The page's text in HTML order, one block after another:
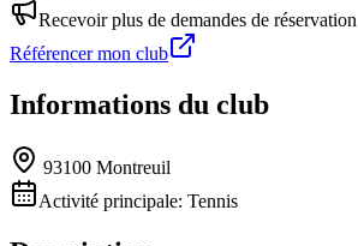
Recevoir plus de demandes de réservation
Référencer mon club
Informations du club
93100 Montreuil
Activité principale: Tennis